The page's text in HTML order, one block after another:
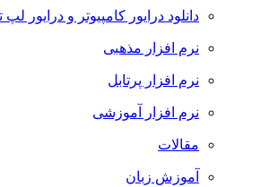
دانلود درایور کامپیوتر و درایور لپ
نرم افزار مذهبی
نرم افزار پرتابل
نرم افزار آموزشی
مقالات
آموزش زبان